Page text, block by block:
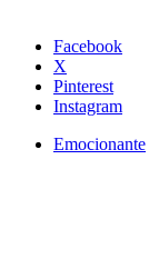
Facebook
X
Pinterest
Instagram
Emocionante